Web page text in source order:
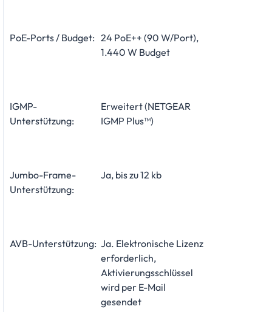
PoE-Ports / Budget: 24 PoE++ (90 W/Port),
1.440 W Budget
IGMP-
Unterstützung:
Erweitert (NETGEAR
IGMP Plus™)
Jumbo-Frame-
Unterstützung:
Ja, bis zu 12 kb
AVB-Unterstützung: Ja. Elektronische Lizenz
erforderlich,
Aktivierungsschlüssel
wird per E-Mail
gesendet